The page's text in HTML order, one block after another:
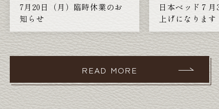
7月20日（月）臨時休業のお
知らせ
日本ベッド７
上げになります
READ MORE